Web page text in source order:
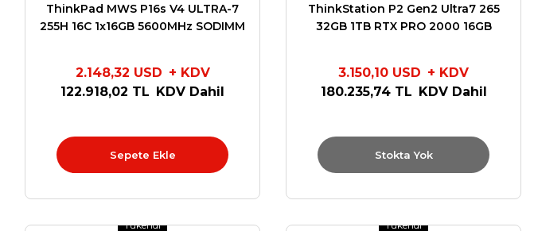
ThinkPad MWS P16s V4 ULTRA-7
255H 16C 1x16GB 5600MHz SODIMM
21QV000YTX
2.148,32 USD + KDV
122.918,02 TL KDV Dahil
Sepete Ekle
ThinkStation P2 Gen2 Ultra7 265
32GB 1TB RTX PRO 2000 16GB
3.150,10 USD + KDV
180.235,74 TL KDV Dahil
Stokta Yok
Tükendi Tükendi